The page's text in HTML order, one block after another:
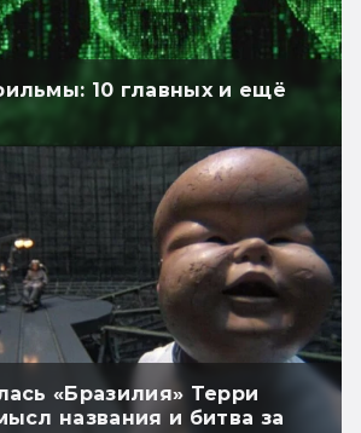
10 главных и ещё
«Бразилия» Терри
названия и битва за